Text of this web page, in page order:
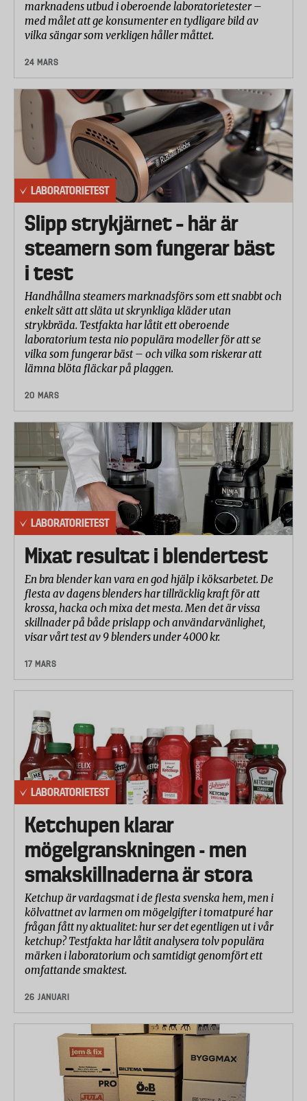
marknadens utbud i oberoende laboratorietester –
med målet att ge konsumenter en tydligare bild av
vilka sängar som verkligen håller måttet.
24 MARS
LABORATORIETEST
Slipp strykjärnet – här är
steamern som fungerar bäst
i test
Handhållna steamers marknadsförs som ett snabbt och
enkelt sätt att släta ut skrynkliga kläder utan
strykbräda. Testfakta har låtit ett oberoende
laboratorium testa nio populära modeller för att se
vilka som fungerar bäst – och vilka som riskerar att
lämna blöta fläckar på plaggen.
20 MARS
LABORATORIETEST
Mixat resultat i blendertest
En bra blender kan vara en god hjälp i köksarbetet. De
flesta av dagens blenders har tillräcklig kraft för att
krossa, hacka och mixa det mesta. Men det är vissa
skillnader på både prislapp och användarvänlighet,
visar vårt test av 9 blenders under 4000 kr.
17 MARS
LABORATORIETEST
Ketchupen klarar
mögelgranskningen - men
smakskillnaderna är stora
Ketchup är vardagsmat i de flesta svenska hem, men i
kölvattnet av larmen om mögelgifter i tomatpuré har
frågan fått ny aktualitet: hur ser det egentligen ut i vår
ketchup? Testfakta har låtit analysera tolv populära
märken i laboratorium och samtidigt genomfört ett
omfattande smaktest.
26 JANUARI